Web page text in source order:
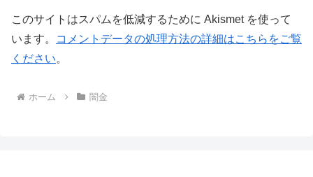
このサイトはスパムを低減するために Akismet を使って
います。
コメントデータの処理方法の詳細はこちらをご覧
ください。
ホーム 闇金